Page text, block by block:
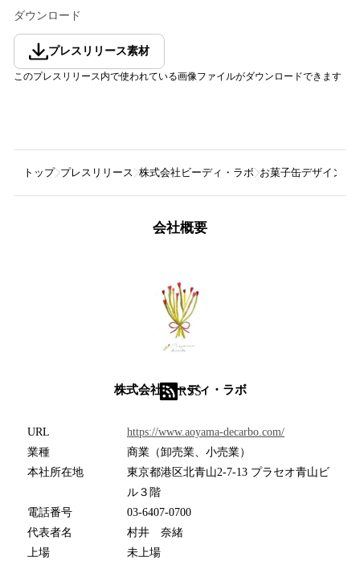
ダウンロード
プレスリリース素材
このプレスリリース内で使われている画像ファイルがダウンロードできます
トップ プレスリリース 株式会社ビーディ・ラボ お菓子缶デザインの
会社概要
株式会社ビーディ・ラボ
RSS
URL
https://www.aoyama-decarbo.com/
業種
商業（卸売業、小売業）
本社所在地
東京都港区北青山2-7-13 プラセオ青山ビ
ル３階
電話番号
03-6407-0700
代表者名
村井 奈緒
上場
未上場